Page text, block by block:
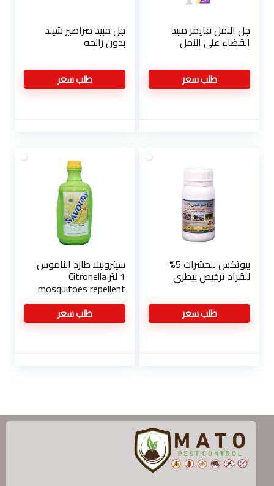
جل النمل فايمر مبيد
القضاء على النمل
طلب سعر
جل مبيد صراصير شيلد
بدون رائحه
طلب سعر
بيوتكس للحشرات 5%
للقراد ترخيص بيطري
طلب سعر
سيترونيلا طارد الناموس
1 لتر Citronella
mosquitoes repellent
طلب سعر